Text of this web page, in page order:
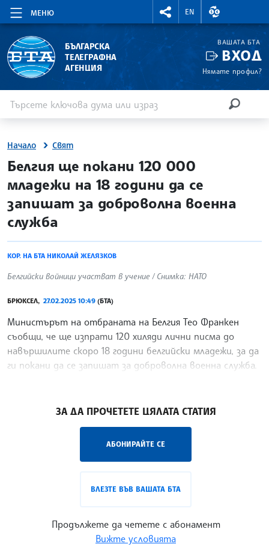
МЕНЮ
RIGHTMENU.SOCIAL
EN
ВАЛУТНИ
БЪЛГАРСКА
ТЕЛЕГРАФНА
АГЕНЦИЯ
ВАШАТА БТА
ВХОД
Нямате профил?
Начало Свят
site.bta
Белгия ще покани 120 000
младежи на 18 години да се
запишат за доброволна военна
служба
КОР. НА БТА НИКОЛАЙ ЖЕЛЯЗКОВ
Белгийски войници участват в учение / Снимка: НАТО
БРЮКСЕЛ, 27.02.2025 10:49 (БТА)
Министърът на отбраната на Белгия Тео Франкен
съобщи, че ще изпрати 120 хиляди лични писма до
навършилите скоро 18 години белгийски младежи, за да
ги покани да се запишат за доброволна военна служба.
ЗА ДА ПРОЧЕТЕТЕ ЦЯЛАТА СТАТИЯ
АБОНИРАЙТЕ СЕ
ВЛЕЗТЕ ВЪВ ВАШАТА БТА
Продължете да четете с абонамент
Вижте условията